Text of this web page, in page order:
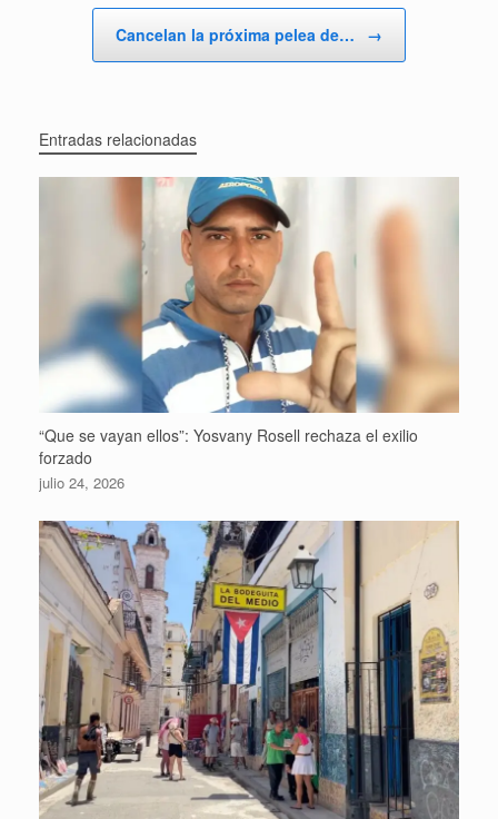
Cancelan la próxima pelea de… →
Entradas relacionadas
“Que se vayan ellos”: Yosvany Rosell rechaza el exilio
forzado
julio 24, 2026